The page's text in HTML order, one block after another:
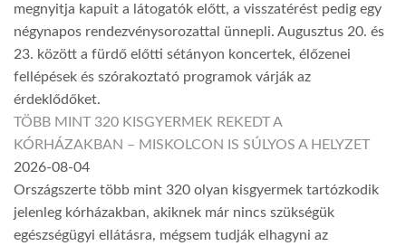
megnyitja kapuit a látogatók előtt, a visszatérést pedig egy
négynapos rendezvénysorozattal ünnepli. Augusztus 20. és
23. között a fürdő előtti sétányon koncertek, élőzenei
fellépések és szórakoztató programok várják az
érdeklődőket.
TÖBB MINT 320 KISGYERMEK REKEDT A
KÓRHÁZAKBAN – MISKOLCON IS SÚLYOS A HELYZET
2026-08-04
Országszerte több mint 320 olyan kisgyermek tartózkodik
jelenleg kórházakban, akiknek már nincs szükségük
egészségügyi ellátásra, mégsem tudják elhagyni az